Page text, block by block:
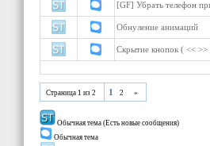
[GF] Убрать телефон
Обнуление анимаций
Скрытие кнопок ( <<
Страница 1 из 2 1 2 »
Обычная тема (Есть новые сообщения)
Обычная тема